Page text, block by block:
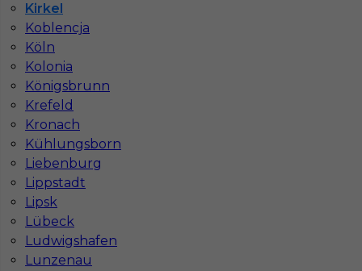
Kirkel
Koblencja
Köln
Kolonia
Königsbrunn
Krefeld
Kronach
Kühlungsborn
Liebenburg
Lippstadt
Lipsk
Lübeck
Ludwigshafen
Lunzenau
Mapa ofert pracy
Mapa kategorii
Informacje w sprawie pracy
Telefon:793-577-977
Dane firmy
In-Serv Team Sp. z o.o.
ul. Bóżnicza 15/6
61-751 Poznań, Polen